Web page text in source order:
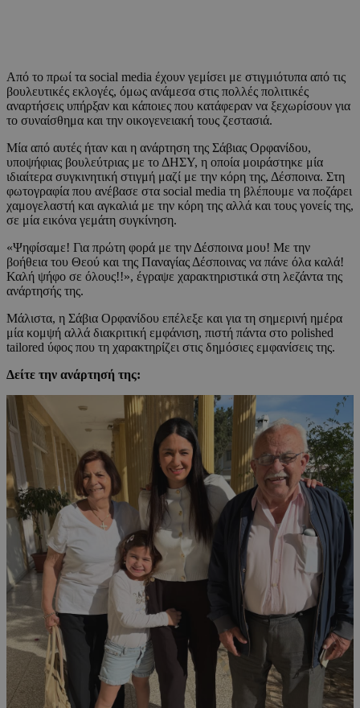
Από το πρωί τα social media έχουν γεμίσει με στιγμιότυπα από τις
βουλευτικές εκλογές, όμως ανάμεσα στις πολλές πολιτικές
αναρτήσεις υπήρξαν και κάποιες που κατάφεραν να ξεχωρίσουν για
το συναίσθημα και την οικογενειακή τους ζεστασιά.
Μία από αυτές ήταν και η ανάρτηση της Σάβιας Ορφανίδου,
υποψήφιας βουλεύτριας με το ΔΗΣΥ, η οποία μοιράστηκε μία
ιδιαίτερα συγκινητική στιγμή μαζί με την κόρη της, Δέσποινα. Στη
φωτογραφία που ανέβασε στα social media τη βλέπουμε να ποζάρει
χαμογελαστή και αγκαλιά με την κόρη της αλλά και τους γονείς της,
σε μία εικόνα γεμάτη συγκίνηση.
«Ψηφίσαμε! Για πρώτη φορά με την Δέσποινα μου! Με την
βοήθεια του Θεού και της Παναγίας Δέσποινας να πάνε όλα καλά!
Καλή ψήφο σε όλους!!», έγραψε χαρακτηριστικά στη λεζάντα της
ανάρτησής της.
Μάλιστα, η Σάβια Ορφανίδου επέλεξε και για τη σημερινή ημέρα
μία κομψή αλλά διακριτική εμφάνιση, πιστή πάντα στο polished
tailored ύφος που τη χαρακτηρίζει στις δημόσιες εμφανίσεις της.
Δείτε την ανάρτησή της: